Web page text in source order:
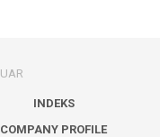
INDEKS
COMPANY PROFILE